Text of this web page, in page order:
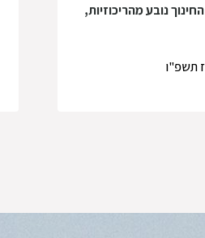
נובע מהריכוזיות,
תשפ"ו